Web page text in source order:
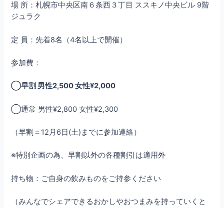
場 所：札幌市中央区南６条西３丁目 ススキノ中央ビル 9階
ジュラク
定 員：先着8名（4名以上で開催）
参加費：
◯早割 男性2,500 女性¥2,000
◯通常 男性¥2,800 女性¥2,300
（早割＝12月6日(土)までに参加連絡）
※特別企画の為、早割以外の各種割引は適用外
持ち物：ご自身の飲みものをご持参ください
（みんなでシェアできるおかしやおつまみを持っていくと